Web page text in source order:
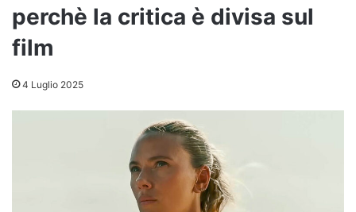
perchè la critica è divisa sul
film
4 Luglio 2025